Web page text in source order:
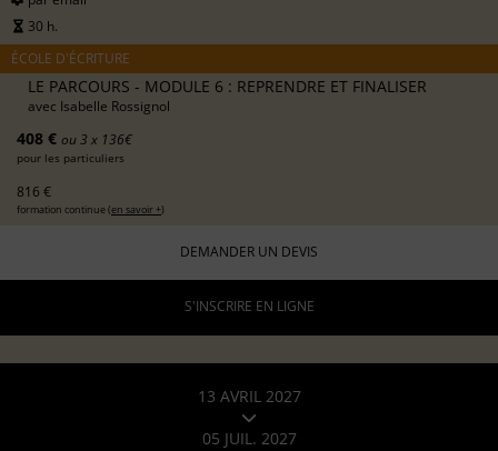
30 h.
ÉCOLE D'ÉCRITURE
LE PARCOURS - MODULE 6 : REPRENDRE ET FINALISER
avec Isabelle Rossignol
408 € ou 3 x 136€
pour les particuliers
816 €
formation continue (en savoir +)
DEMANDER UN DEVIS
S'INSCRIRE EN LIGNE
13 AVRIL 2027
05 JUIL. 2027